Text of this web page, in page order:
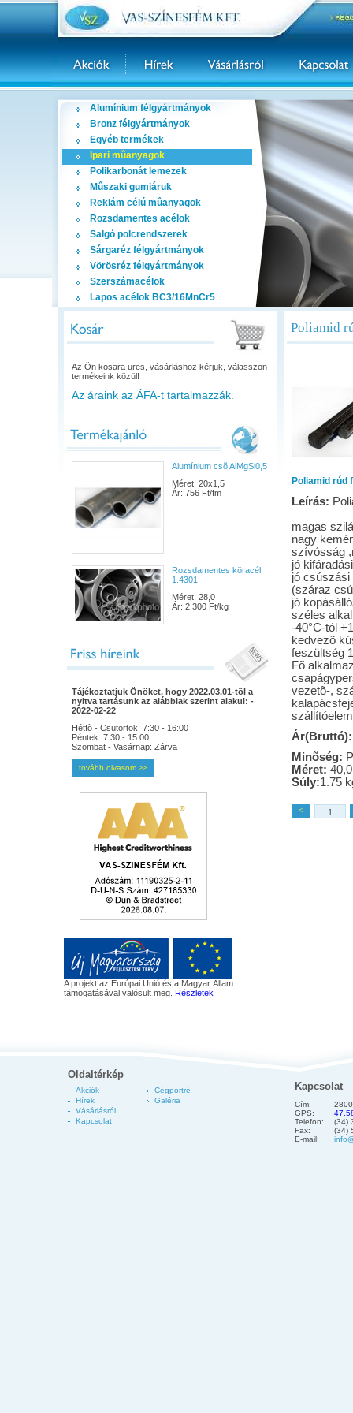
Alumínium félgyártmányok
Bronz félgyártmányok
Egyéb termékek
Ipari mûanyagok
Polikarbonát lemezek
Mûszaki gumiáruk
Reklám célú mûanyagok
Rozsdamentes acélok
Salgó polcrendszerek
Sárgaréz félgyártmányok
Vörösréz félgyártmányok
Szerszámacélok
Lapos acélok BC3/16MnCr5
Az Ön kosara üres, vásárláshoz kérjük, válasszon
termékeink közül!
Az áraink az ÁFA-t tartalmazzák.
Alumínium csõ AlMgSi0,5
Méret: 20x1,5
Ár: 756 Ft/fm
Rozsdamentes köracél
1.4301
Méret: 28,0
Ár: 2.300 Ft/kg
Tájékoztatjuk Önöket, hogy 2022.03.01-tõl a
nyitva tartásunk az alábbiak szerint alakul: -
2022-02-22
Hétfõ - Csütörtök: 7:30 - 16:00
Péntek: 7:30 - 15:00
Szombat - Vasárnap: Zárva
tovább olvasom >>
A projekt az Európai Unió és a Magyar Állam
támogatásával valósult meg. Részletek
Poliamid
Poliamid rúd
Leírás:
magas
nagy
szívósság
jó
jó csúszási
(száraz
jó
széles
-40°C-tól
kedvezõ
feszültség
Fõ
vezetõ-,
Ár(Bruttó):
Minõség:
Méret: 40,0
Súly:1.75
<
Oldaltérkép
Akciók
Hírek
Vásárlásról
Kapcsolat
Cégportré
Galéria
Kapcsolat
Cím:
GPS:
Telefon:
(34)
Fax:
(34)
E-mail: